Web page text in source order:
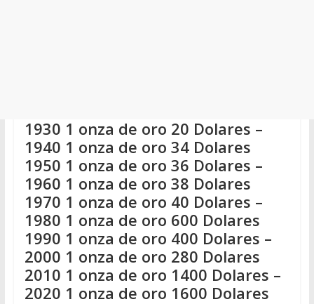
1930 1 onza de oro 20 Dolares –
1940 1 onza de oro 34 Dolares
1950 1 onza de oro 36 Dolares –
1960 1 onza de oro 38 Dolares
1970 1 onza de oro 40 Dolares –
1980 1 onza de oro 600 Dolares
1990 1 onza de oro 400 Dolares –
2000 1 onza de oro 280 Dolares
2010 1 onza de oro 1400 Dolares –
2020 1 onza de oro 1600 Dolares